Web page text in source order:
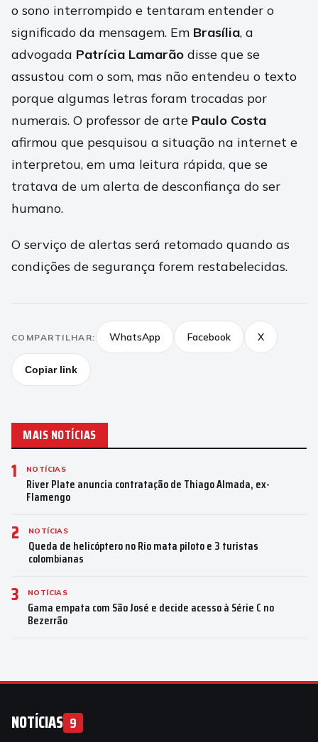
o sono interrompido e tentaram entender o
significado da mensagem. Em Brasília, a
advogada Patrícia Lamarão disse que se
assustou com o som, mas não entendeu o texto
porque algumas letras foram trocadas por
numerais. O professor de arte Paulo Costa
afirmou que pesquisou a situação na internet e
interpretou, em uma leitura rápida, que se
tratava de um alerta de desconfiança do ser
humano.
O serviço de alertas será retomado quando as
condições de segurança forem restabelecidas.
COMPARTILHAR: WhatsApp Facebook X
Copiar link
MAIS NOTÍCIAS
1 NOTÍCIAS
River Plate anuncia contratação de Thiago Almada, ex-
Flamengo
2 NOTÍCIAS
Queda de helicóptero no Rio mata piloto e 3 turistas
colombianas
3 NOTÍCIAS
Gama empata com São José e decide acesso à Série C no
Bezerrão
NOTÍCIAS 9